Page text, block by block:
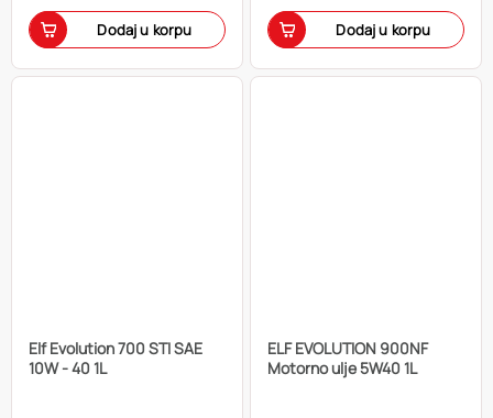
Dodaj u korpu Dodaj u korpu
Elf Evolution 700 STI SAE
10W - 40 1L
ELF EVOLUTION 900NF
Motorno ulje 5W40 1L